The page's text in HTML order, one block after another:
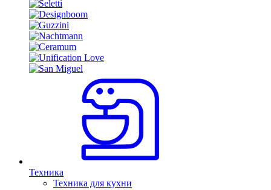
Техника
Техника для кухни